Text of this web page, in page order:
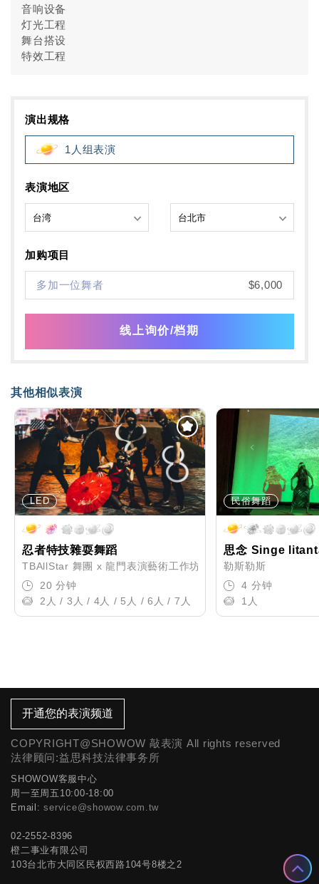
音响设备
灯光工程
舞台搭设
特效工程
演出规格
1人组表演
表演地区
加购项目
$6,000
多加一位舞者
线上询价/档期
其他相似表演
LED
忍者特技雜耍舞蹈
TBAllStar 舞團 x 龍門表演藝術工作坊
20 分钟
2人 / 3人 / 4人 / 5人 / 6人 / 7人
民俗舞蹈
思念 Singe
勒斯勒斯
4 分钟
1人
开通您的表演频道
COPYRIGHT@SHOWOW 敲表演 All rights reserved
法律顾问:益思科技法律事务所
SHOWOW客服中心
周一至周五10:00-18:00
Email:service@showow.com.tw
02-2552-8396
橙二事业有限公司
103台北市大同区民权西路104号8楼之2